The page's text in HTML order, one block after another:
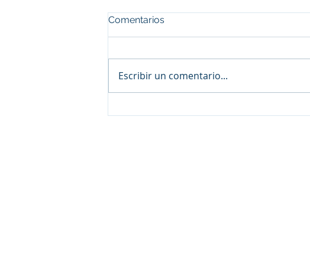
Comentarios
Escribir un comentario...